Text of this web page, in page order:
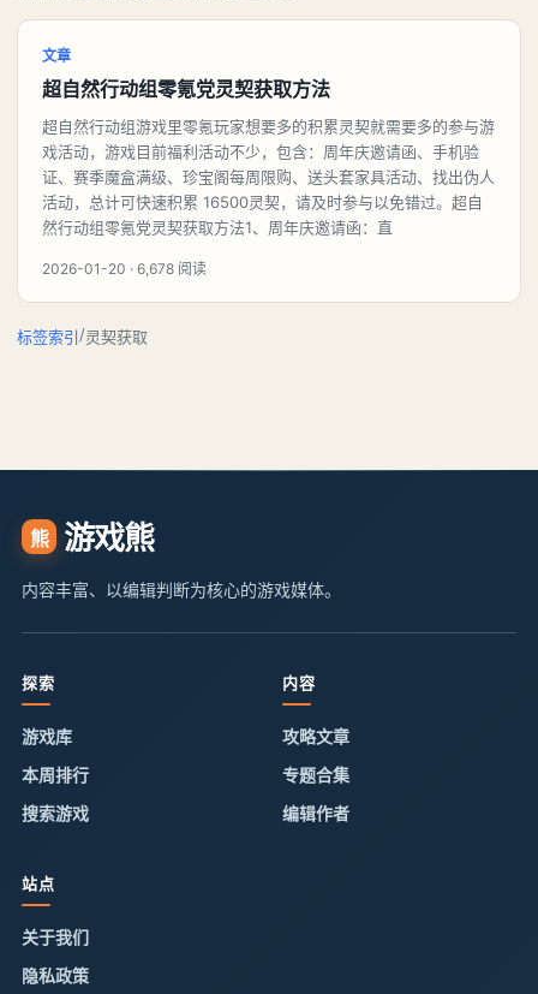
文章
超自然行动组零氪党灵契获取方法
超自然行动组游戏里零氪玩家想要多的积累灵契就需要多的参与游
戏活动，游戏目前福利活动不少，包含：周年庆邀请函、手机验
证、赛季魔盒满级、珍宝阁每周限购、送头套家具活动、找出伪人
活动，总计可快速积累 16500灵契，请及时参与以免错过。超自
然行动组零氪党灵契获取方法1、周年庆邀请函：直
2026-01-20 · 6,678 阅读
标签索引/灵契获取
熊 游戏熊
内容丰富、以编辑判断为核心的游戏媒体。
探索
游戏库
本周排行
搜索游戏
内容
攻略文章
专题合集
编辑作者
站点
关于我们
隐私政策